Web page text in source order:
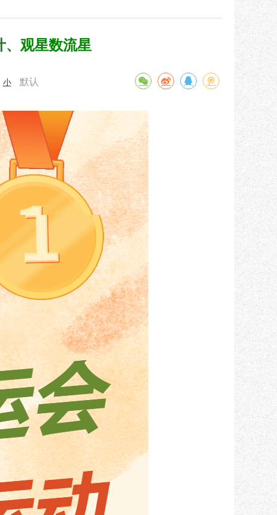
、观星数流星
小 默认